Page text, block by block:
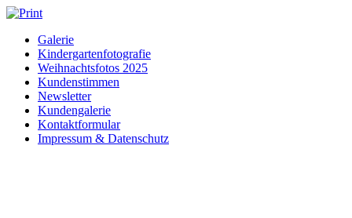
Zum
springenGalerie
Kindergartenfotografie
Weihnachtsfotos 2025
Kundenstimmen
Newsletter
Kundengalerie
Kontaktformular
Impressum & Datenschutz